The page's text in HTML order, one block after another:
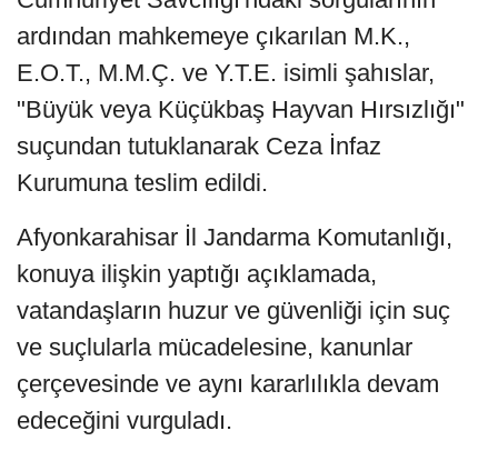
ardından mahkemeye çıkarılan M.K.,
E.O.T., M.M.Ç. ve Y.T.E. isimli şahıslar,
"Büyük veya Küçükbaş Hayvan Hırsızlığı"
suçundan tutuklanarak Ceza İnfaz
Kurumuna teslim edildi.
Afyonkarahisar İl Jandarma Komutanlığı,
konuya ilişkin yaptığı açıklamada,
vatandaşların huzur ve güvenliği için suç
ve suçlularla mücadelesine, kanunlar
çerçevesinde ve aynı kararlılıkla devam
edeceğini vurguladı.